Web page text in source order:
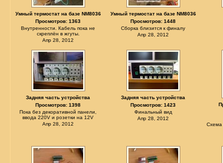
Умный термостат на базе NM8036
Просмотров: 1363
Внутренности. Кабель пока не
скреплён в жгуты.
Апр 28, 2012
Умный термостат на базе NM8036
Просмотров: 1448
Сборка близится к финалу
Апр 28, 2012
Задняя часть устройства
Просмотров: 1398
Пока без декоративной панели,
ввода 220V и розетки на 12V
Апр 28, 2012
Задняя часть устройства
Просмотров: 1423
Финальный вид
Апр 28, 2012
Схема